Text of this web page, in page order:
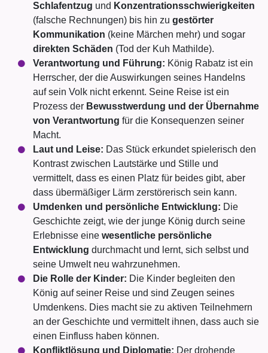
Schlafentzug und Konzentrationsschwierigkeiten
(falsche Rechnungen) bis hin zu gestörter
Kommunikation (keine Märchen mehr) und sogar
direkten Schäden (Tod der Kuh Mathilde).
Verantwortung und Führung: König Rabatz ist ein
Herrscher, der die Auswirkungen seines Handelns
auf sein Volk nicht erkennt. Seine Reise ist ein
Prozess der Bewusstwerdung und der Übernahme
von Verantwortung für die Konsequenzen seiner
Macht.
Laut und Leise: Das Stück erkundet spielerisch den
Kontrast zwischen Lautstärke und Stille und
vermittelt, dass es einen Platz für beides gibt, aber
dass übermäßiger Lärm zerstörerisch sein kann.
Umdenken und persönliche Entwicklung: Die
Geschichte zeigt, wie der junge König durch seine
Erlebnisse eine wesentliche persönliche
Entwicklung durchmacht und lernt, sich selbst und
seine Umwelt neu wahrzunehmen.
Die Rolle der Kinder: Die Kinder begleiten den
König auf seiner Reise und sind Zeugen seines
Umdenkens. Dies macht sie zu aktiven Teilnehmern
an der Geschichte und vermittelt ihnen, dass auch sie
einen Einfluss haben können.
Konfliktlösung und Diplomatie: Der drohende